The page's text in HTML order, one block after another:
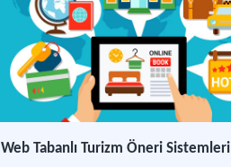
Web Tabanlı Turizm Öneri Sistemleri